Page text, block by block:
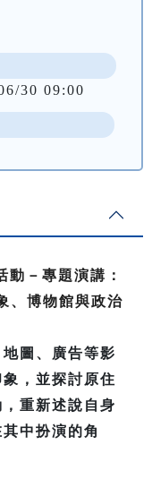
30 09:00
－專題演講：
、博物館與政治
圖、廣告等影
，並探討原住
重新述說自身
中扮演的角